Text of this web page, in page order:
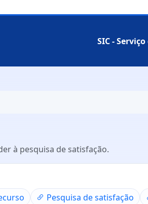
SIC -
à pesquisa de satisfação.
Pesquisa de satisfação